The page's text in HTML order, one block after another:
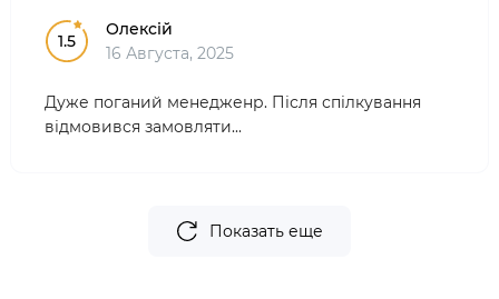
1.5
Олексій
16 Августа, 2025
Дуже поганий менедженр. Після спілкування
відмовився замовляти...
Показать еще